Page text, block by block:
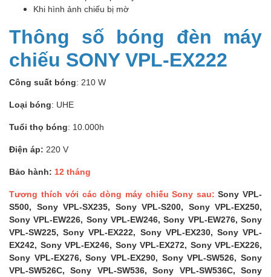
Khi hình ảnh chiếu bị mờ
Thông số bóng đèn máy
chiếu SONY VPL-EX222
Công suất bóng: 210 W
Loại bóng: UHE
Tuổi thọ bóng: 10.000h
Điện áp: 220 V
Bảo hành: 12 tháng
Tương thích với các dòng máy chiếu Sony sau: Sony VPL-
S500, Sony VPL-SX235, Sony VPL-S200, Sony VPL-EX250,
Sony VPL-EW226, Sony VPL-EW246, Sony VPL-EW276, Sony
VPL-SW225, Sony VPL-EX222, Sony VPL-EX230, Sony VPL-
EX242, Sony VPL-EX246, Sony VPL-EX272, Sony VPL-EX226,
Sony VPL-EX276, Sony VPL-EX290, Sony VPL-SW526, Sony
VPL-SW526C, Sony VPL-SW536, Sony VPL-SW536C, Sony